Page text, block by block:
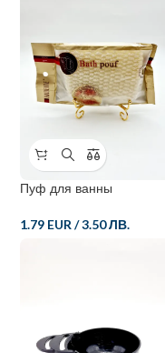
Пуф для ванны
1.79 EUR /3.50 ЛВ.